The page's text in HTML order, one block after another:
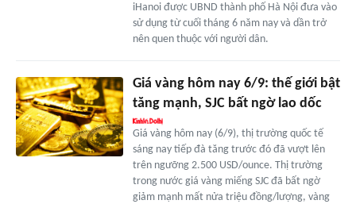
iHanoi được UBND thành phố Hà Nội đưa vào
sử dụng từ cuối tháng 6 năm nay và dần trở
nên quen thuộc với người dân.
Giá vàng hôm nay 6/9: thế giới bật
tăng mạnh, SJC bất ngờ lao dốc
Giá vàng hôm nay (6/9), thị trường quốc tế
sáng nay tiếp đà tăng trước đó đã vượt lên
trên ngưỡng 2.500 USD/ounce. Thị trường
trong nước giá vàng miếng SJC đã bất ngờ
giảm mạnh mất nửa triệu đồng/lượng, vàng